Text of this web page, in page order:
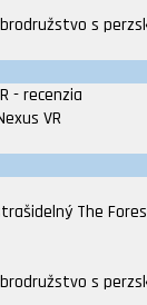
s
VR
The
s